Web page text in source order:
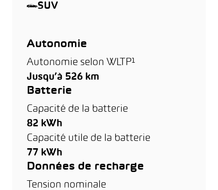
SUV
Autonomie
Autonomie selon WLTP¹
Jusqu’à 526 km
Batterie
Capacité de la batterie
82 kWh
Capacité utile de la batterie
77 kWh
Données de recharge
Tension nominale